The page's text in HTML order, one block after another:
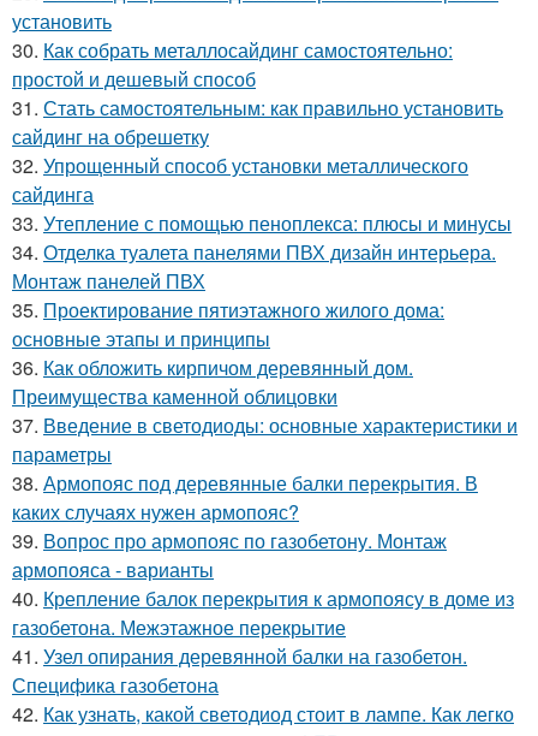
установить
30. Как собрать металлосайдинг самостоятельно:
простой и дешевый способ
31. Стать самостоятельным: как правильно установить
сайдинг на обрешетку
32. Упрощенный способ установки металлического
сайдинга
33. Утепление с помощью пеноплекса: плюсы и минусы
34. Отделка туалета панелями ПВХ дизайн интерьера.
Монтаж панелей ПВХ
35. Проектирование пятиэтажного жилого дома:
основные этапы и принципы
36. Как обложить кирпичом деревянный дом.
Преимущества каменной облицовки
37. Введение в светодиоды: основные характеристики и
параметры
38. Армопояс под деревянные балки перекрытия. В
каких случаях нужен армопояс?
39. Вопрос про армопояс по газобетону. Монтаж
армопояса - варианты
40. Крепление балок перекрытия к армопоясу в доме из
газобетона. Межэтажное перекрытие
41. Узел опирания деревянной балки на газобетон.
Специфика газобетона
42. Как узнать, какой светодиод стоит в лампе. Как легко